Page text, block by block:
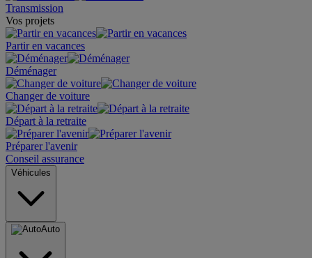
Transmission
Vos projets
Partir en vacances
Déménager
Changer de voiture
Départ à la retraite
Préparer l'avenir
Conseil assurance
Véhicules
Auto